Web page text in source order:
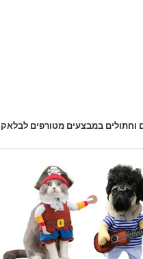
וחתולים במבצעים מטורפים לבלאק